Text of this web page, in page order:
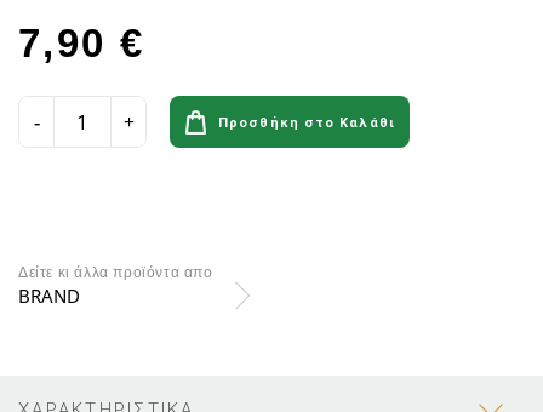
7,90 €
Προσθήκη στο Καλάθι
Δείτε κι άλλα προϊόντα απο
BRAND